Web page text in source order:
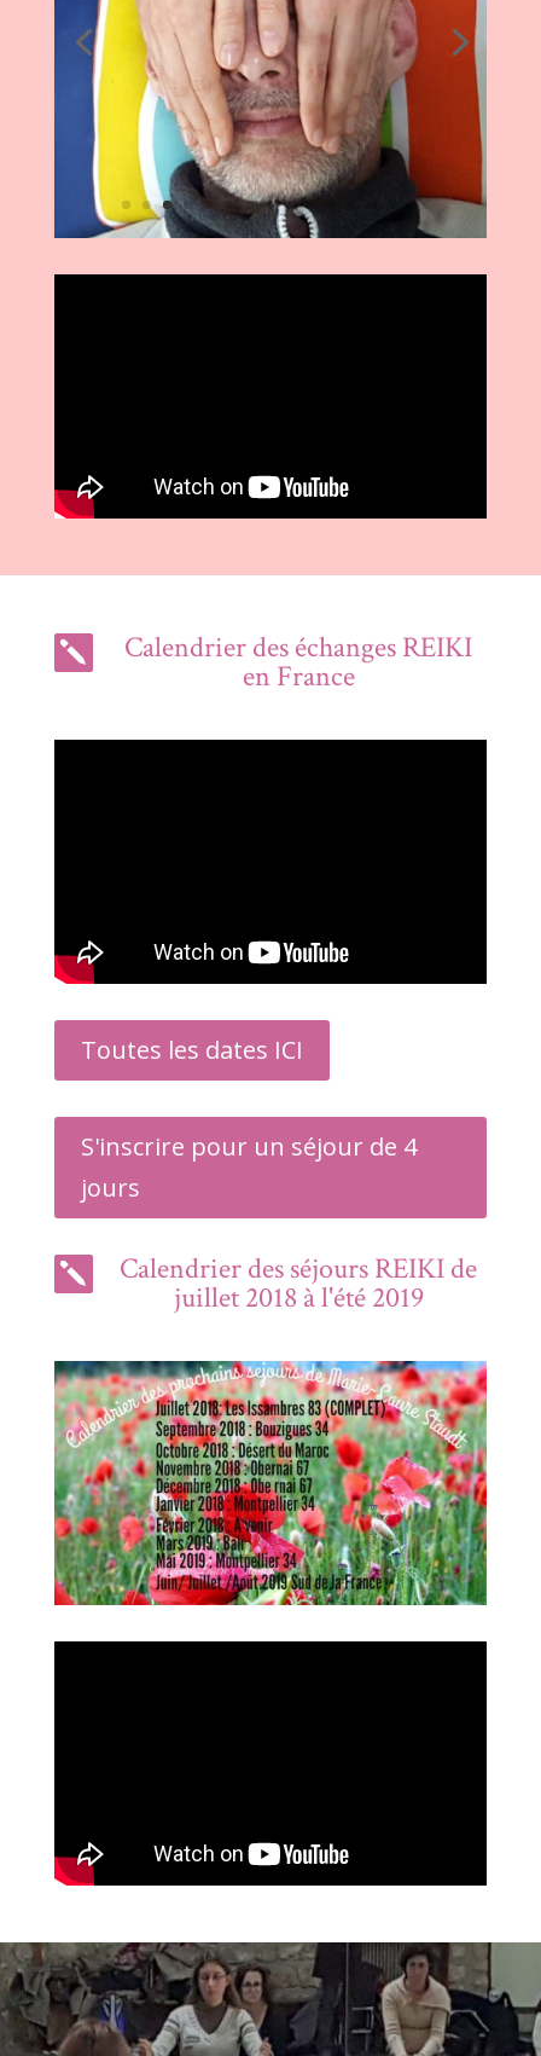
 Calendrier des échanges REIKI
en France
Toutes les dates ICI
S'inscrire pour un séjour de 4
jours
 Calendrier des séjours REIKI de
juillet 2018 à l'été 2019